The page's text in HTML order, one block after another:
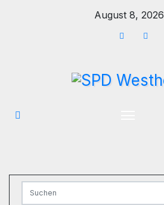
August 8, 2026